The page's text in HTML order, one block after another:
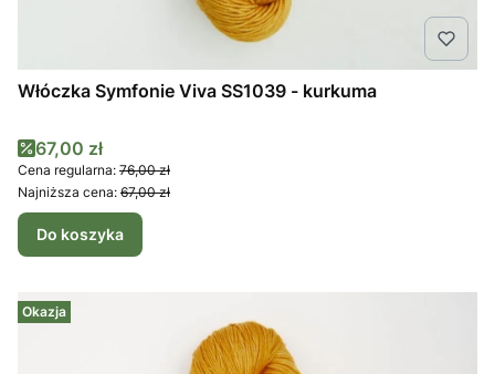
Włóczka Symfonie Viva SS1039 - kurkuma
Cena promocyjna
67,00 zł
Cena regularna: 76,00 zł
Najniższa cena: 67,00 zł
Do koszyka
Okazja